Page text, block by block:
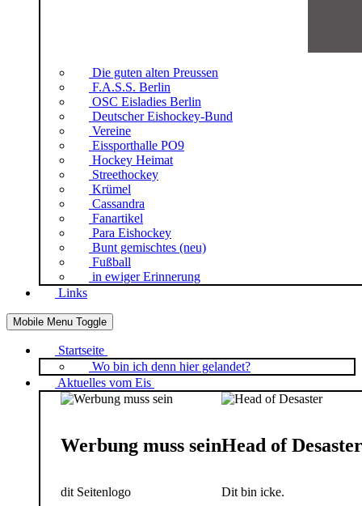
Die guten alten Preussen
F.A.S.S. Berlin
OSC Eisladies Berlin
Deutscher Eishockey-Bund
Vereine
Eissporthalle PO9
Hockey Heimat
Streethockey
Krümel
Cassandra
Fanartikel
Para Eishockey
Bunt gemischtes (neu)
Fußball
in ewiger Erinnerung
Links
Mobile Menu Toggle
Startseite
Wo bin ich denn hier gelandet?
Aktuelles vom Eis
Werbung muss sein
dit Seitenlogo
Head of Desaster
Dit bin icke.